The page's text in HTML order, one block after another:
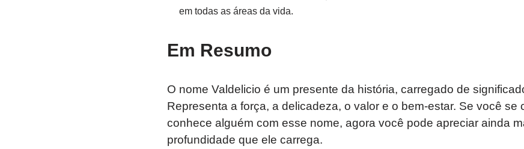
em todas as áreas da vida.
Em Resumo
O nome Valdelicio é um presente da história, carregado de
Representa a força, a delicadeza, o valor e o bem-estar. Se você se
conhece alguém com esse nome, agora você pode apreciar ainda
profundidade que ele carrega.